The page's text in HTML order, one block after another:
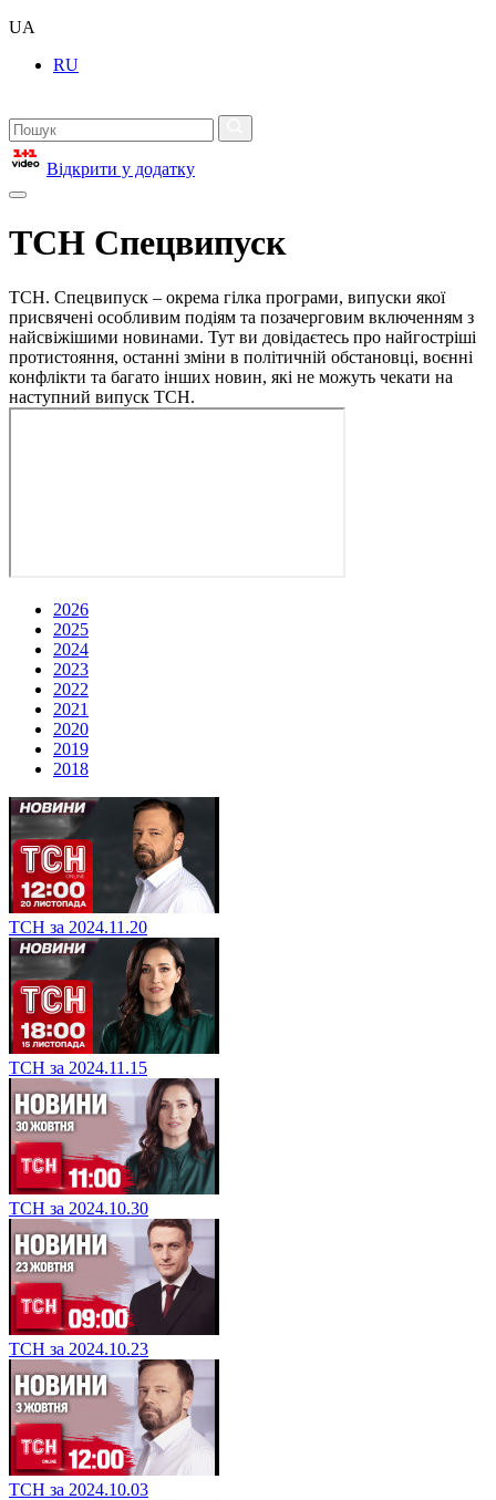
UA
RU
Відкрити у додатку
ТСН Спецвипуск
ТСН. Спецвипуск – окрема гілка програми, випуски якої
присвячені особливим подіям та позачерговим включенням з
найсвіжішими новинами. Тут ви довідаєтесь про найгостріші
протистояння, останні зміни в політичній обстановці, воєнні
конфлікти та багато інших новин, які не можуть чекати на
наступний випуск ТСН.
2026
2025
2024
2023
2022
2021
2020
2019
2018
ТСН за 2024.11.20
ТСН за 2024.11.15
ТСН за 2024.10.30
ТСН за 2024.10.23
ТСН за 2024.10.03